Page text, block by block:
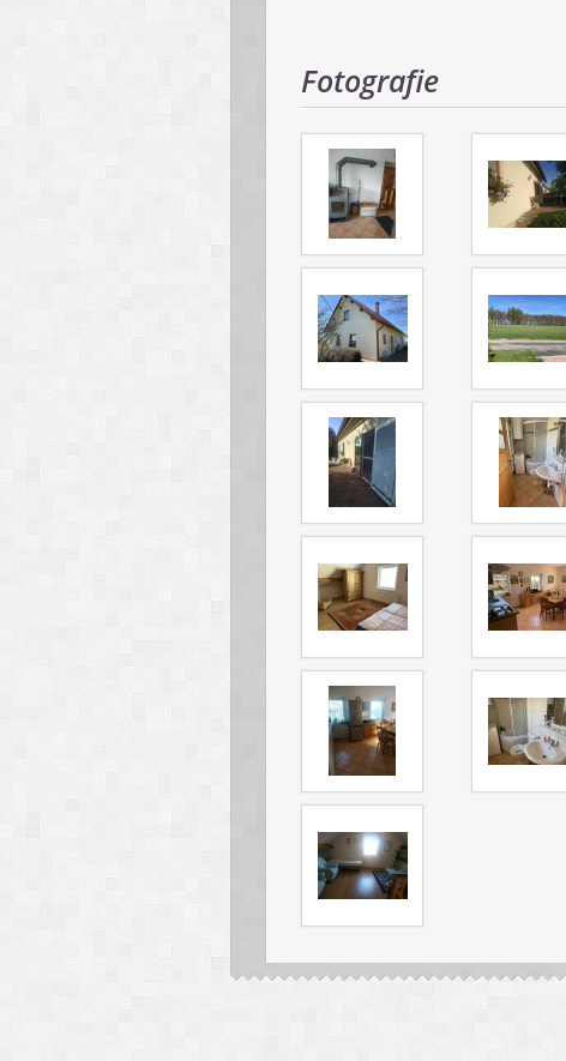
Fotografie